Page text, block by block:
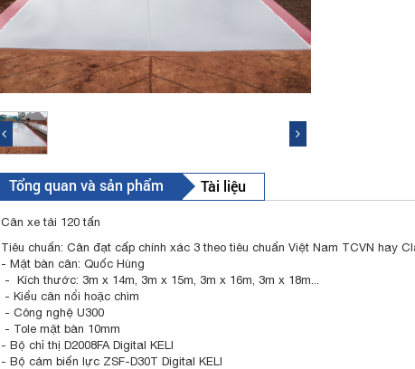
Tổng quan và sản phẩm Tài liệu
Cân xe tải 120 tấn
Tiêu chuẩn: Cân đạt cấp chính xác 3 theo tiêu chuẩn Việt Nam TCVN hay
- Mặt bàn cân: Quốc Hùng
- Kích thước: 3m x 14m, 3m x 15m, 3m x 16m, 3m x 18m...
- Kiểu cân nổi hoặc chìm
- Công nghệ U300
- Tole mặt bàn 10mm
- Bộ chỉ thị D2008FA Digital KELI
- Bộ cảm biến lực ZSF-D30T Digital KELI